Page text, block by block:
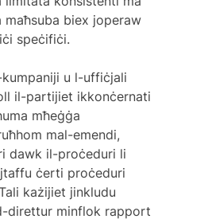
biex joperaw
speċifiċi.
u l-uffiċjali
il-partijiet ikkonċernati
mħeġġa
mal-emendi,
dawk il-proċeduri li
ċerti proċeduri
każijiet jinkludu
direttur minflok rapport